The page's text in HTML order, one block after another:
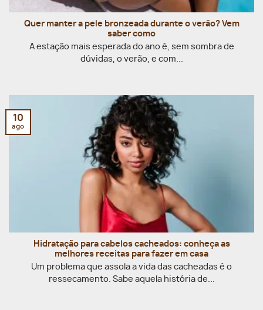
Quer manter a pele bronzeada durante o verão? Vem
saber como
A estação mais esperada do ano é, sem sombra de
dúvidas, o verão, e com...
Hidratação para cabelos cacheados: conheça as
melhores receitas para fazer em casa
Um problema que assola a vida das cacheadas é o
ressecamento. Sabe aquela história de...
10
ago